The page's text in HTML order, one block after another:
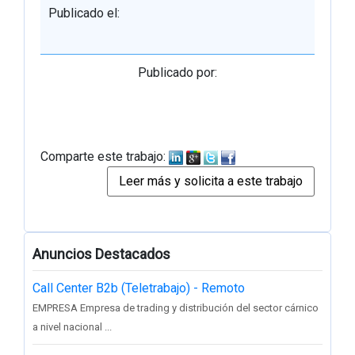
Publicado el:
Publicado por:
Comparte este trabajo:
Anuncios Destacados
Call Center B2b (Teletrabajo) - Remoto
EMPRESA Empresa de trading y distribución del sector cárnico
a nivel nacional ...